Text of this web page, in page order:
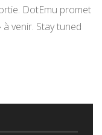
DotEmu promet
venir. Stay tuned